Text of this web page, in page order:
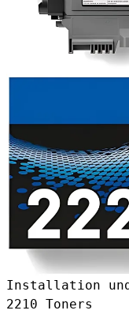
Installation und
2210 Toners